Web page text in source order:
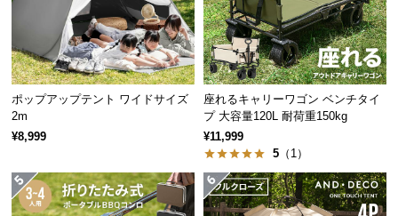
ビ
ス
に
い
搬
ポップアップテント ワイドサイズ
2m
¥8,999
座れるキャリーワゴン ベンチタイ
プ 大容量120L 耐荷重150kg
¥11,999
5 （1）